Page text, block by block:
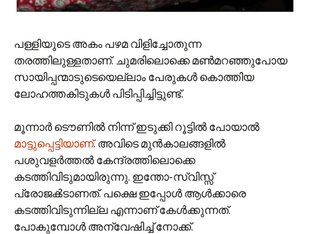
പള്ളിയുടെ അകം പഴമ വിളിച്ചോതുന്ന
തരത്തിലുള്ളതാണ്. ചുമരിലൊക്കെ മണ്‍‌മറഞ്ഞുപോയ
സായിപ്പന്മാടുടെയെല്ലാം പേരുകള്‍ കൊത്തിയ
ലോഹത്തകിടുകള്‍ പിടിപ്പിച്ചിട്ടുണ്ട്.
മൂന്നാര്‍ ടൌണില്‍ നിന്ന് ഇടുക്കി റൂട്ടില്‍ പോയാല്‍
മാട്ടുപ്പെട്ടിയാണ്. അവിടെ മുന്‍‌കാലങ്ങളില്‍
പശുവളര്‍ത്തല്‍ കേന്ദ്രത്തിലൊക്കെ
കടത്തിവിടുമായിരുന്നു. ഇന്തോ-സ്വിസ്സ്
പ്രോജക്‍ടാണത്. പക്ഷെ ഇപ്പോള്‍ ആള്‍ക്കാരെ
കടത്തിവിടുന്നില്ല എന്നാണ് കേള്‍ക്കുന്നത്.
പോകുമ്പോള്‍ അന്വേഷിച്ച് നോക്ക്.